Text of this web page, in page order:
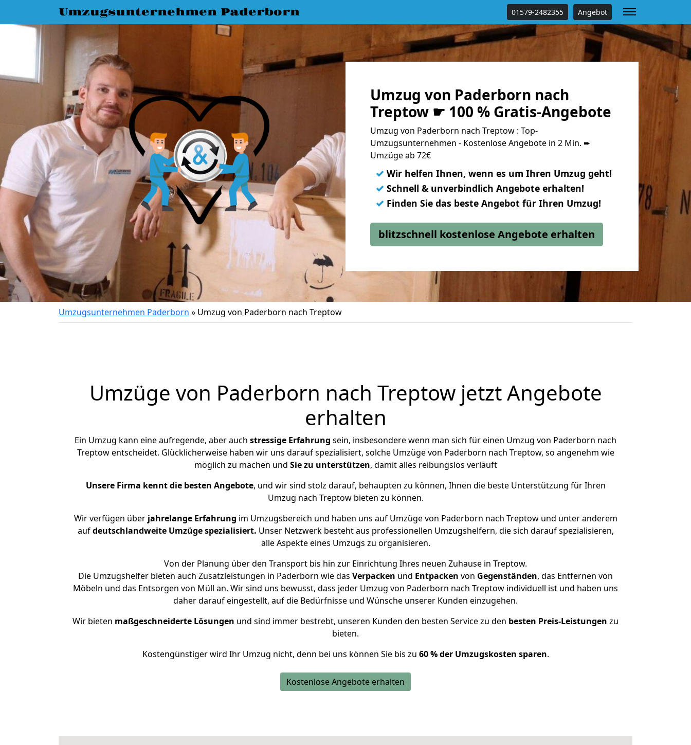
Umzugsunternehmen Paderborn 01579-2482355 Angebot
Umzug von Paderborn nach
Treptow ☛ 100 % Gratis-Angebote
Umzug von Paderborn nach Treptow : Top-
Umzugsunternehmen - Kostenlose Angebote in 2 Min. ➨
Umzüge ab 72€
✓ Wir helfen Ihnen, wenn es um Ihren Umzug geht!
✓ Schnell & unverbindlich Angebote erhalten!
✓ Finden Sie das beste Angebot für Ihren Umzug!
blitzschnell kostenlose Angebote erhalten
Umzugsunternehmen Paderborn » Umzug von Paderborn nach Treptow
Umzüge von Paderborn nach Treptow jetzt Angebote
erhalten
Ein Umzug kann eine aufregende, aber auch stressige Erfahrung sein, insbesondere wenn man sich für einen Umzug von Paderborn nach
Treptow entscheidet. Glücklicherweise haben wir uns darauf spezialisiert, solche Umzüge von Paderborn nach Treptow, so angenehm wie
möglich zu machen und Sie zu unterstützen, damit alles reibungslos verläuft
Unsere Firma kennt die besten Angebote, und wir sind stolz darauf, behaupten zu können, Ihnen die beste Unterstützung für Ihren
Umzug nach Treptow bieten zu können.
Wir verfügen überjahrelange Erfahrung im Umzugsbereich und haben uns auf Umzüge von Paderborn nach Treptow und unter anderem
aufdeutschlandweite Umzüge spezialisiert. Unser Netzwerk besteht aus professionellen Umzugshelfern, die sich darauf spezialisieren,
alle Aspekte eines Umzugs zu organisieren.
Von der Planung über den Transport bis hin zur Einrichtung Ihres neuen Zuhause in Treptow.
Die Umzugshelfer bieten auch Zusatzleistungen in Paderborn wie das Verpacken und Entpacken von Gegenständen, das Entfernen von
Möbeln und das Entsorgen von Müll an. Wir sind uns bewusst, dass jeder Umzug von Paderborn nach Treptow individuell ist und haben uns
daher darauf eingestellt, auf die Bedürfnisse und Wünsche unserer Kunden einzugehen.
Wir bieten maßgeschneiderte Lösungen und sind immer bestrebt, unseren Kunden den besten Service zu den besten Preis-Leistungen zu
bieten.
Kostengünstiger wird Ihr Umzug nicht, denn bei uns können Sie bis zu 60 % der Umzugskosten sparen.
Kostenlose Angebote erhalten